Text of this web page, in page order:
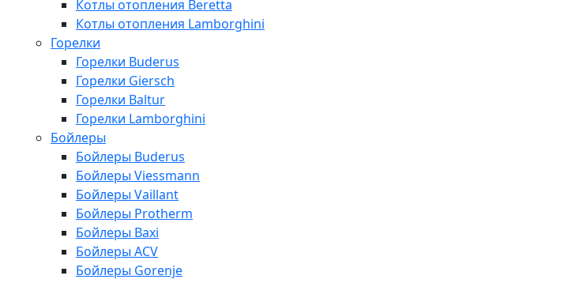
Котлы отопления Beretta
Котлы отопления Lamborghini
Горелки
Горелки Buderus
Горелки Giersch
Горелки Baltur
Горелки Lamborghini
Бойлеры
Бойлеры Buderus
Бойлеры Viessmann
Бойлеры Vaillant
Бойлеры Protherm
Бойлеры Baxi
Бойлеры ACV
Бойлеры Gorenje